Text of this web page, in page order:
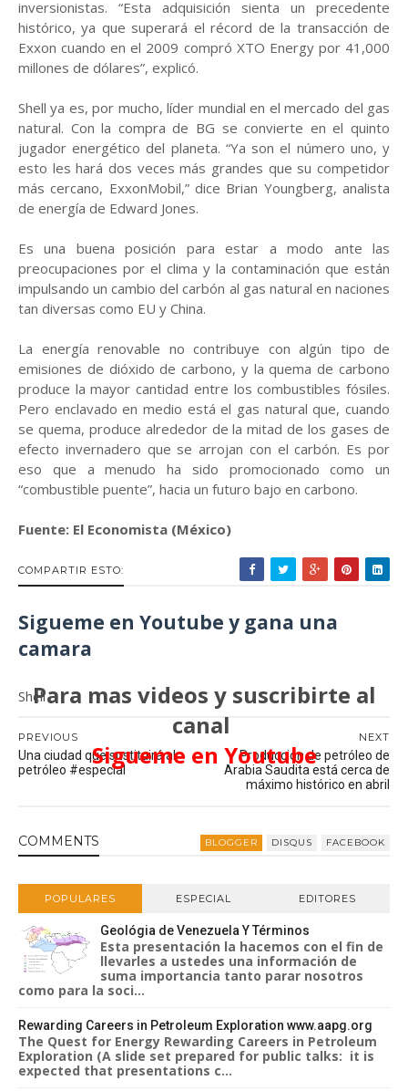
inversionistas. “Esta adquisición sienta un precedente
histórico, ya que superará el récord de la transacción de
Exxon cuando en el 2009 compró XTO Energy por 41,000
millones de dólares”, explicó.
Shell ya es, por mucho, líder mundial en el mercado del gas
natural. Con la compra de BG se convierte en el quinto
jugador energético del planeta. “Ya son el número uno, y
esto les hará dos veces más grandes que su competidor
más cercano, ExxonMobil,” dice Brian Youngberg, analista
de energía de Edward Jones.
Es una buena posición para estar a modo ante las
preocupaciones por el clima y la contaminación que están
impulsando un cambio del carbón al gas natural en naciones
tan diversas como EU y China.
La energía renovable no contribuye con algún tipo de
emisiones de dióxido de carbono, y la quema de carbono
produce la mayor cantidad entre los combustibles fósiles.
Pero enclavado en medio está el gas natural que, cuando
se quema, produce alrededor de la mitad de los gases de
efecto invernadero que se arrojan con el carbón. Es por
eso que a menudo ha sido promocionado como un
“combustible puente”, hacia un futuro bajo en carbono.
Fuente: El Economista (México)
COMPARTIR ESTO:
Sigueme en Youtube y gana una
camara
Para mas videos y suscribirte al
canal
Sigueme en Youtube
Shell
NEXT
Producción de petróleo de
Arabia Saudita está cerca de
máximo histórico en abril
PREVIOUS
Una ciudad que sustituirá al
petróleo #especial
COMMENTS BLOGGER DISQUS FACEBOOK
POPULARES ESPECIAL EDITORES
Geológia de Venezuela Y Términos
Esta presentación la hacemos con el fin de
llevarles a ustedes una información de
suma importancia tanto parar nosotros
como para la soci...
Rewarding Careers in Petroleum Exploration www.aapg.org
The Quest for Energy Rewarding Careers in Petroleum
Exploration (A slide set prepared for public talks: it is
expected that presentations c...